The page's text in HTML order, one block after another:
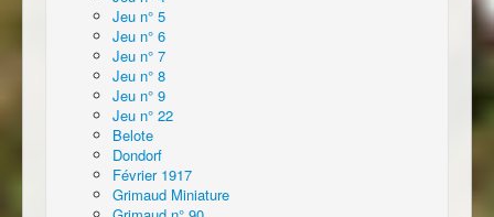
Jeu n° 5
Jeu n° 6
Jeu n° 7
Jeu n° 8
Jeu n° 9
Jeu n° 22
Belote
Dondorf
Février 1917
Grimaud Miniature